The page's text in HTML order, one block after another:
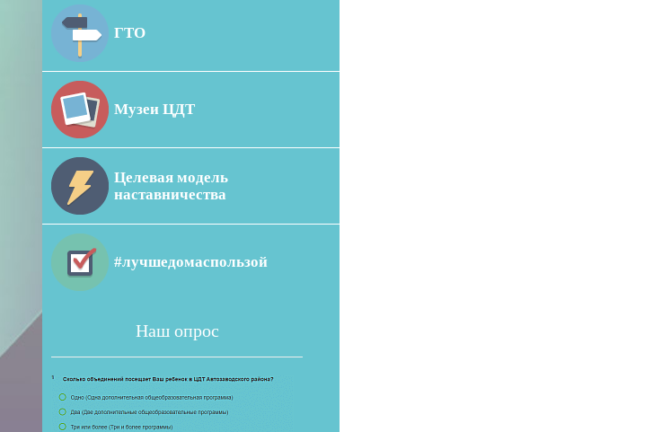
ГТО
Музеи ЦДТ
Целевая модель
наставничества
#лучшедомаспользой
Наш опрос